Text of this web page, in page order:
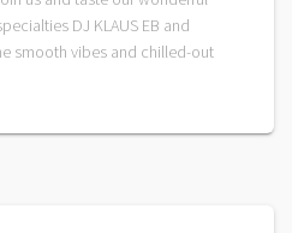
DJ KLAUS EB and
smooth vibes and chilled-out